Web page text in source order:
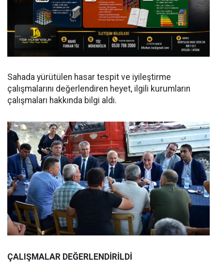
Sahada yürütülen hasar tespit ve iyileştirme
çalışmalarını değerlendiren heyet, ilgili kurumların
çalışmaları hakkında bilgi aldı.
ÇALIŞMALAR DEĞERLENDİRİLDİ